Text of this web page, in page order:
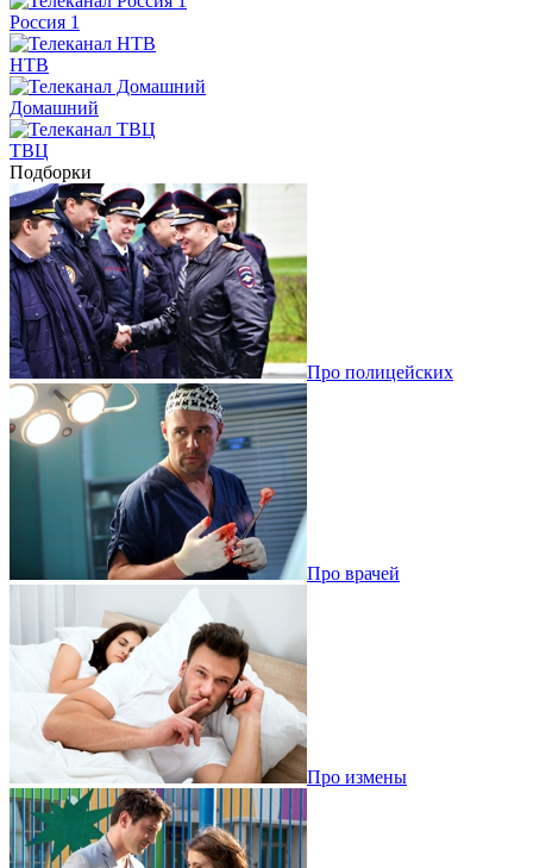
Россия 1
НТВ
Домашний
ТВЦ
Подборки
Про полицейских
Про врачей
Про измены